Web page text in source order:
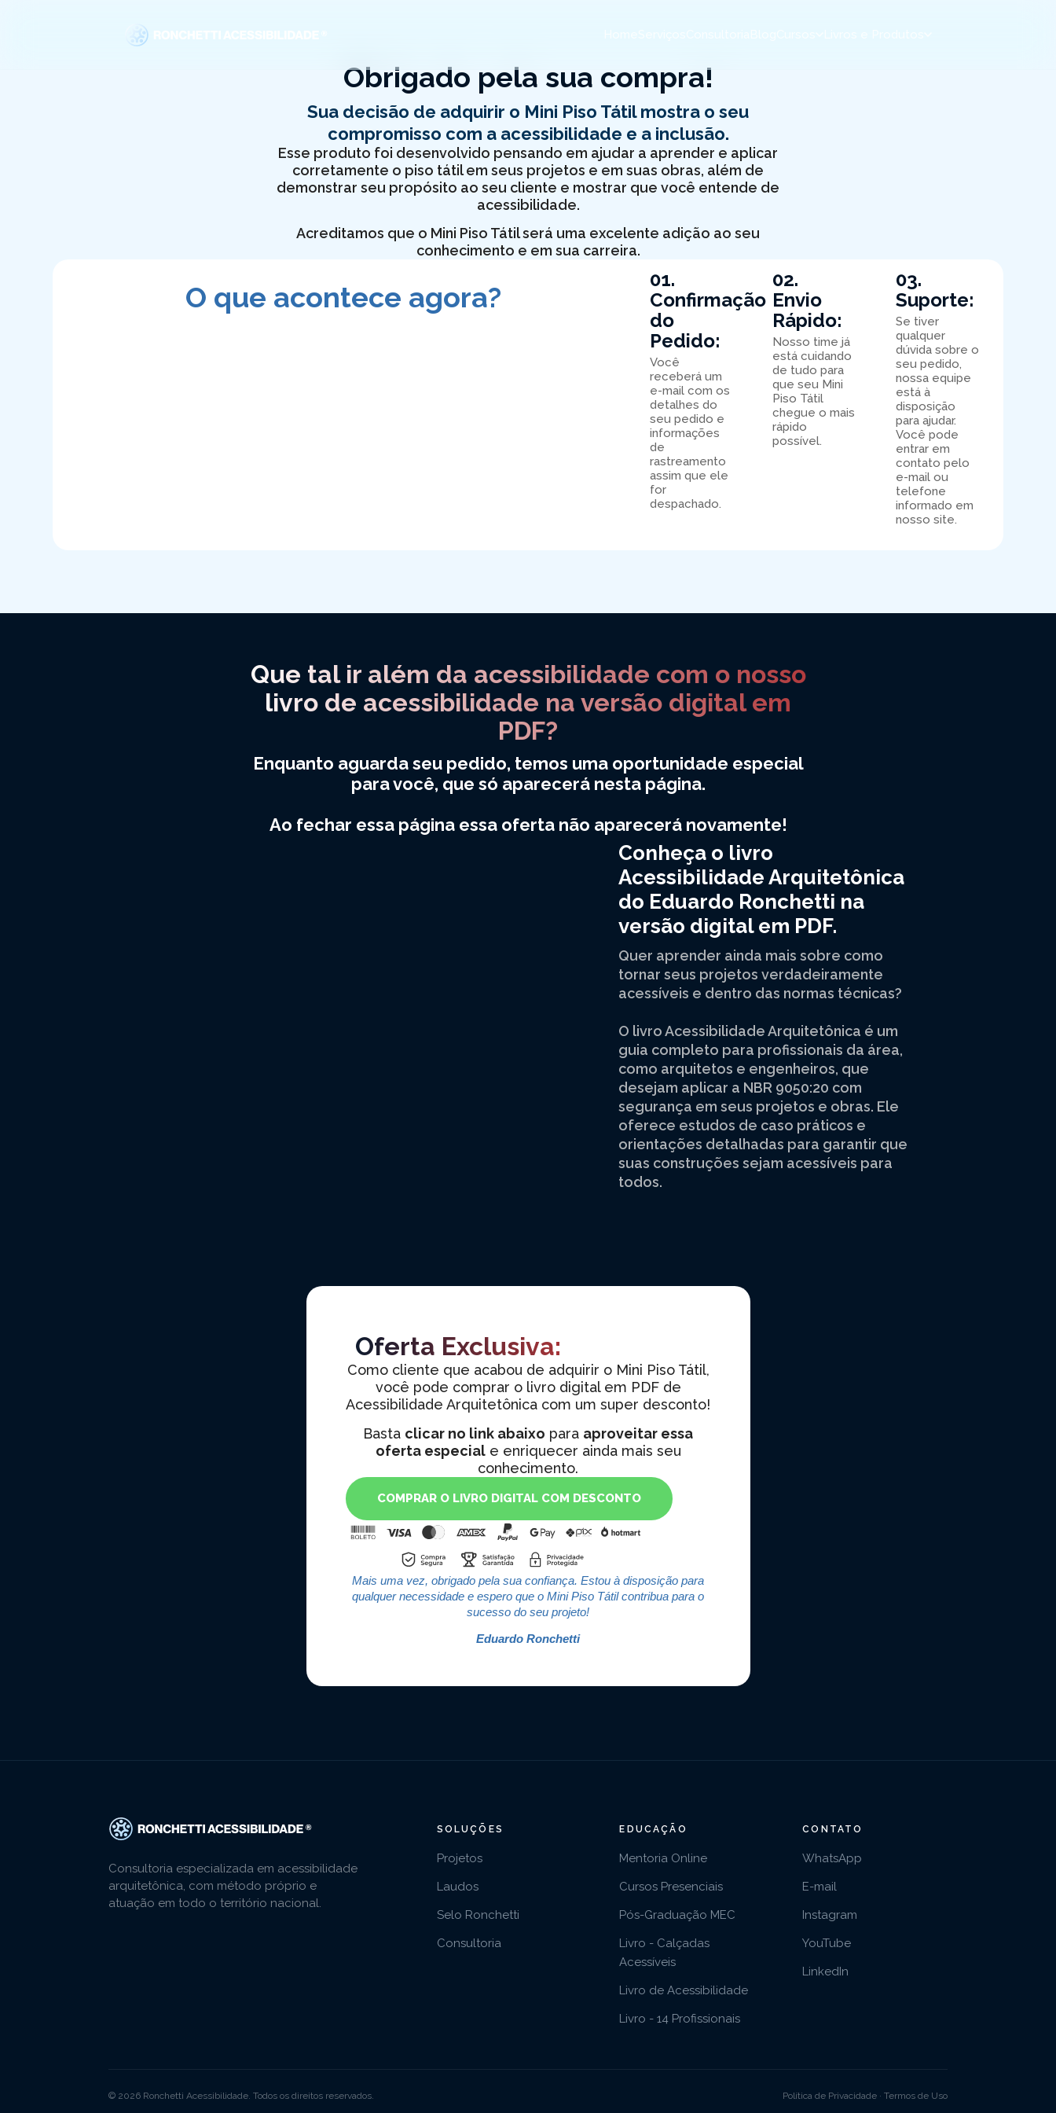
Obrigado pela sua compra!
Sua decisão de adquirir o Mini Piso Tátil mostra o seu
compromisso com a acessibilidade e a inclusão.
Esse produto foi desenvolvido pensando em ajudar a aprender e aplicar
corretamente o piso tátil em seus projetos e em suas obras, além de
demonstrar seu propósito ao seu cliente e mostrar que você entende de
acessibilidade.
Acreditamos que o Mini Piso Tátil será uma excelente adição ao seu
conhecimento e em sua carreira.
O que acontece agora?
01.
Confirmação
do
Pedido:
Você
receberá um
e-mail com os
detalhes do
seu pedido e
informações
de
rastreamento
assim que ele
for
despachado.
02.
Envio
Rápido:
Nosso time já
está cuidando
de tudo para
que seu Mini
Piso Tátil
chegue o mais
rápido
possível.
03.
Suporte:
Se tiver
qualquer
dúvida sobre o
seu pedido,
nossa equipe
está à
disposição
para ajudar.
Você pode
entrar em
contato pelo
e-mail ou
telefone
informado em
nosso site.
Que tal ir além da acessibilidade com o nosso
livro de acessibilidade na versão digital em
PDF?
Enquanto aguarda seu pedido, temos uma oportunidade especial
para você, que só aparecerá nesta página.
Ao fechar essa página essa oferta não aparecerá novamente!
Conheça o livro
Acessibilidade Arquitetônica
do Eduardo Ronchetti na
versão digital em PDF.
Quer aprender ainda mais sobre como
tornar seus projetos verdadeiramente
acessíveis e dentro das normas técnicas?
O livro Acessibilidade Arquitetônica é um
guia completo para profissionais da área,
como arquitetos e engenheiros, que
desejam aplicar a NBR 9050:20 com
segurança em seus projetos e obras. Ele
oferece estudos de caso práticos e
orientações detalhadas para garantir que
suas construções sejam acessíveis para
todos.
Oferta Exclusiva:
Como cliente que acabou de adquirir o Mini Piso Tátil,
você pode comprar o livro digital em PDF de
Acessibilidade Arquitetônica com um super desconto!
Basta clicar no link abaixo para aproveitar essa
oferta especiale enriquecer ainda mais seu
conhecimento.
COMPRAR O LIVRO DIGITAL COM DESCONTO
Mais uma vez, obrigado pela sua confiança. Estou à disposição para
qualquer necessidade e espero que o Mini Piso Tátil contribua para o
sucesso do seu projeto!
Eduardo Ronchetti
Consultoria especializada em acessibilidade
arquitetônica, com método próprio e
atuação em todo o território nacional.
SOLUÇÕES
Projetos
Laudos
Selo Ronchetti
Consultoria
EDUCAÇÃO
Mentoria Online
Cursos Presenciais
Pós-Graduação MEC
Livro - Calçadas
Acessíveis
Livro de Acessibilidade
Livro - 14 Profissionais
CONTATO
WhatsApp
E-mail
Instagram
YouTube
LinkedIn
© 2026 Ronchetti Acessibilidade. Todos os direitos reservados. Política de Privacidade · Termos de Uso